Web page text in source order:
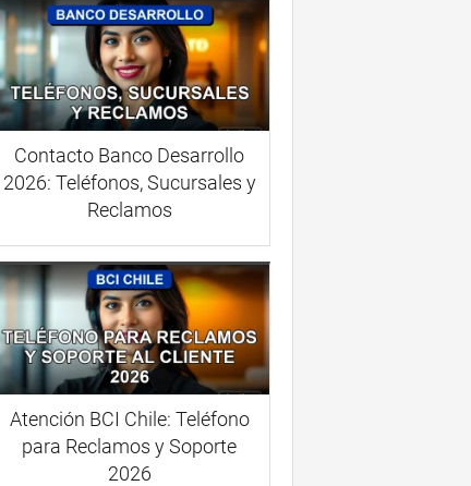
Contacto Banco Desarrollo
2026: Teléfonos, Sucursales y
Reclamos
Atención BCI Chile: Teléfono
para Reclamos y Soporte
2026